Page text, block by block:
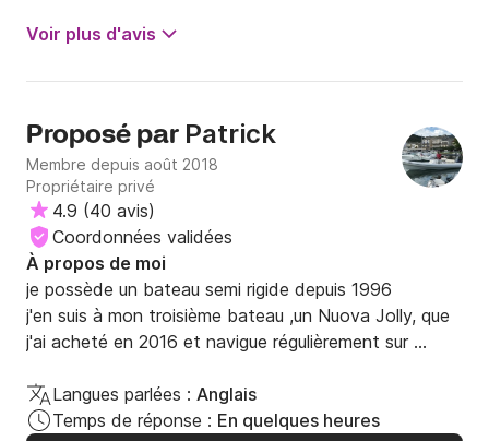
Voir plus d'avis
Proposé par Patrick
Membre depuis août 2018
Propriétaire privé
4.9 (40 avis)
Coordonnées validées
À propos de moi
je possède un bateau semi rigide depuis 1996
j'en suis à mon troisième bateau ,un Nuova Jolly, que
j'ai acheté en 2016 et navigue régulièrement sur
Langues parlées : Anglais
Temps de réponse : En quelques heures